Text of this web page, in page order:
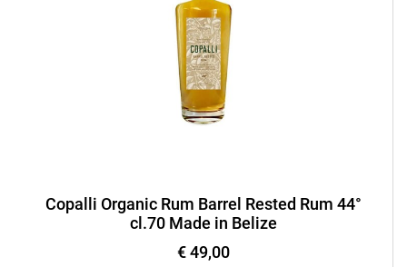
Copalli Organic Rum Barrel Rested Rum 44°
cl.70 Made in Belize
€ 49,00